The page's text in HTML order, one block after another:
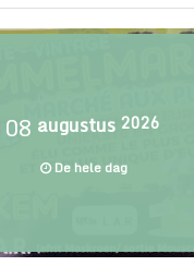
08 augustus 2026
De hele dag